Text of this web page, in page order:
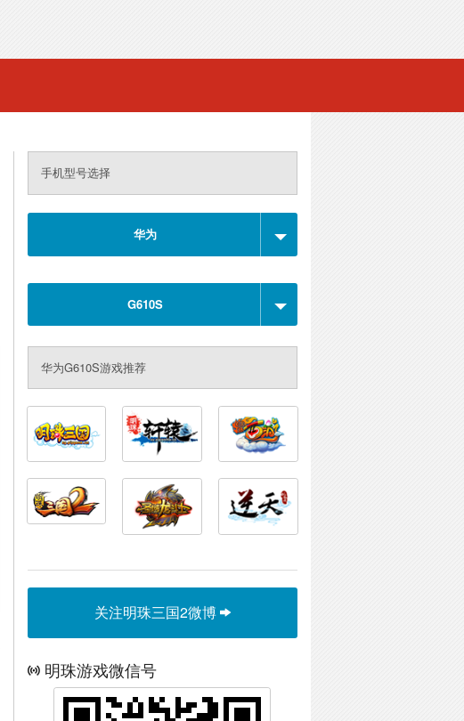
手机型号选择
华为
G610S
华为G610S游戏推荐
关注明珠三国2微博
明珠游戏微信号